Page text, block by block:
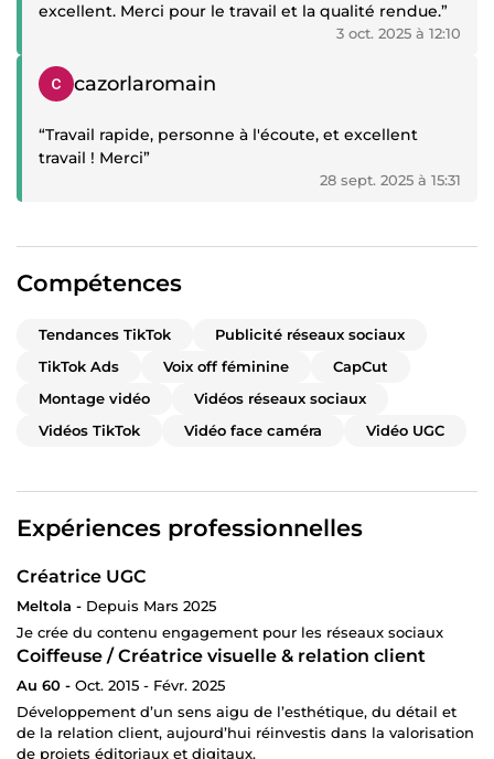
excellent. Merci pour le travail et la qualité rendue.”
3 oct. 2025 à 12:10
Témoignage positif
cazorlaromain
“Travail rapide, personne à l'écoute, et excellent
travail ! Merci”
28 sept. 2025 à 15:31
Compétences
Tendances TikTok
Publicité réseaux sociaux
TikTok Ads
Voix off féminine
CapCut
Montage vidéo
Vidéos réseaux sociaux
Vidéos TikTok
Vidéo face caméra Vidéo UGC
Expériences professionnelles
Créatrice UGC
Meltola - Depuis Mars 2025
Je crée du contenu engagement pour les réseaux sociaux
Coiffeuse / Créatrice visuelle & relation client
Au 60 - Oct. 2015 - Févr. 2025
Développement d’un sens aigu de l’esthétique, du détail et
de la relation client, aujourd’hui réinvestis dans la valorisation
de projets éditoriaux et digitaux.